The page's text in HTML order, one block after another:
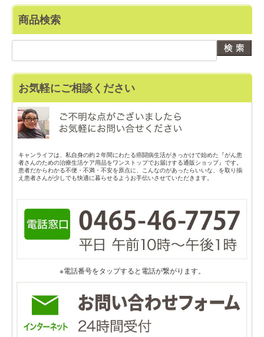
商品検索
お気軽にご相談ください
キャンライフは、私自身の約２年間にわたる癌闘病生活がきっかけで始めた『がん患
者さんのための治療生活ケア用品をワンストップでお届けする通販ショップ』です。
患者だからわかる不便・不満・不安を原点に、こんなのがあったらいいな、を取り揃
え患者さんが少しでも快適に暮らせるようお手伝いさせていただきます。
※電話番号をタップすると電話が繋がります。